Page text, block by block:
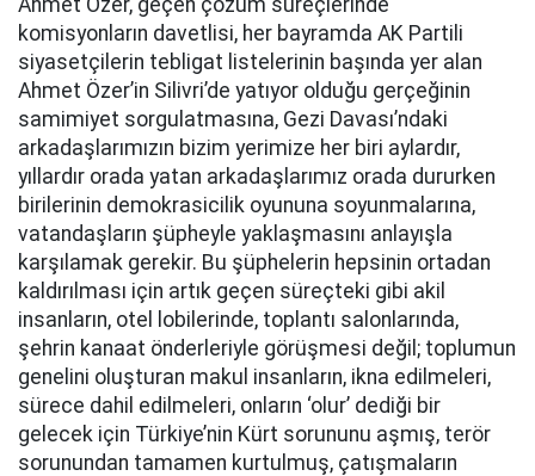
Ahmet Özer, geçen çözüm süreçlerinde
komisyonların davetlisi, her bayramda AK Partili
siyasetçilerin tebligat listelerinin başında yer alan
Ahmet Özer’in Silivri’de yatıyor olduğu gerçeğinin
samimiyet sorgulatmasına, Gezi Davası’ndaki
arkadaşlarımızın bizim yerimize her biri aylardır,
yıllardır orada yatan arkadaşlarımız orada dururken
birilerinin demokrasicilik oyununa soyunmalarına,
vatandaşların şüpheyle yaklaşmasını anlayışla
karşılamak gerekir. Bu şüphelerin hepsinin ortadan
kaldırılması için artık geçen süreçteki gibi akil
insanların, otel lobilerinde, toplantı salonlarında,
şehrin kanaat önderleriyle görüşmesi değil; toplumun
genelini oluşturan makul insanların, ikna edilmeleri,
sürece dahil edilmeleri, onların ‘olur’ dediği bir
gelecek için Türkiye’nin Kürt sorununu aşmış, terör
sorunundan tamamen kurtulmuş, çatışmaların